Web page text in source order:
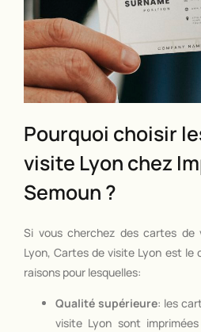
Pourquoi choisir
visite Lyon chez
Semoun ?
Si vous cherchez des cartes
Lyon, Cartes de visite Lyon est le
raisons pour lesquelles:
Qualité supérieure: les
visite Lyon sont